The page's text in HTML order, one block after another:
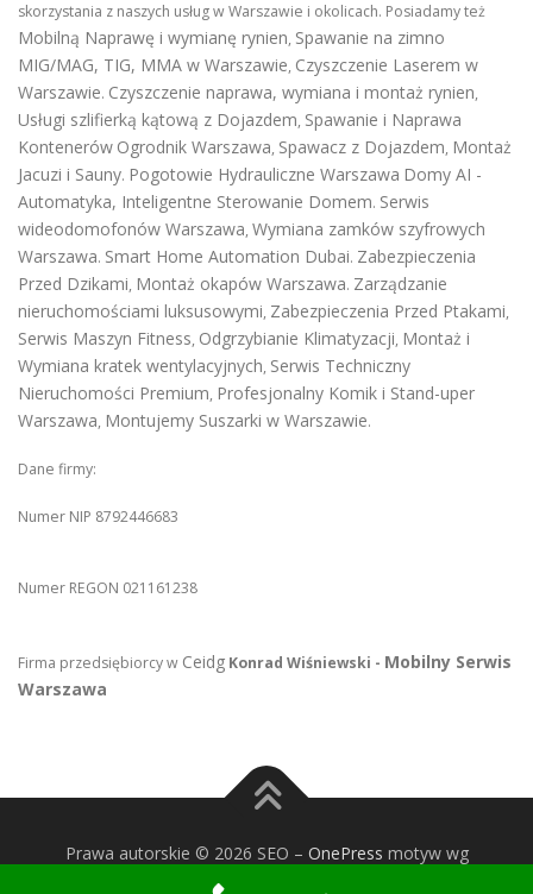
skorzystania z naszych usług w Warszawie i okolicach. Posiadamy też
Mobilną Naprawę i wymianę rynien, Spawanie na zimno
MIG/MAG, TIG, MMA w Warszawie, Czyszczenie Laserem w
Warszawie. Czyszczenie naprawa, wymiana i montaż rynien,
Usługi szlifierką kątową z Dojazdem, Spawanie i Naprawa
Kontenerów Ogrodnik Warszawa, Spawacz z Dojazdem, Montaż
Jacuzi i Sauny. Pogotowie Hydrauliczne Warszawa Domy AI -
Automatyka, Inteligentne Sterowanie Domem. Serwis
wideodomofonów Warszawa, Wymiana zamków szyfrowych
Warszawa. Smart Home Automation Dubai. Zabezpieczenia
Przed Dzikami, Montaż okapów Warszawa. Zarządzanie
nieruchomościami luksusowymi, Zabezpieczenia Przed Ptakami,
Serwis Maszyn Fitness, Odgrzybianie Klimatyzacji, Montaż i
Wymiana kratek wentylacyjnych, Serwis Techniczny
Nieruchomości Premium, Profesjonalny Komik i Stand-uper
Warszawa, Montujemy Suszarki w Warszawie.
Dane firmy:
Numer NIP 8792446683
Numer REGON 021161238
Firma przedsiębiorcy w Ceidg Konrad Wiśniewski - Mobilny Serwis
Warszawa
Prawa autorskie © 2026 SEO – OnePress motyw wg
FameThemes